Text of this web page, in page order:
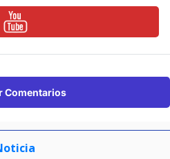
Comentarios